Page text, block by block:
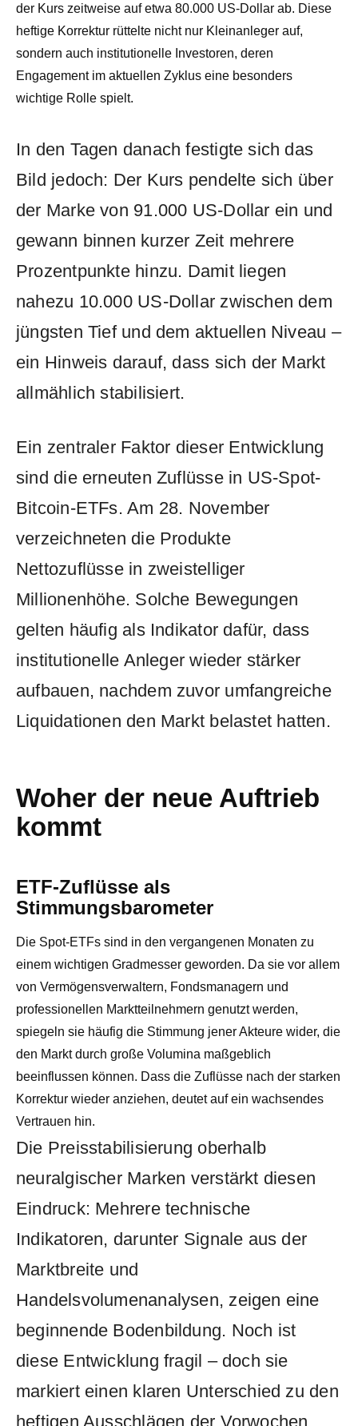
der Kurs zeitweise auf etwa 80.000 US-Dollar ab. Diese
heftige Korrektur rüttelte nicht nur Kleinanleger auf,
sondern auch institutionelle Investoren, deren
Engagement im aktuellen Zyklus eine besonders
wichtige Rolle spielt.
In den Tagen danach festigte sich das
Bild jedoch: Der Kurs pendelte sich über
der Marke von 91.000 US-Dollar ein und
gewann binnen kurzer Zeit mehrere
Prozentpunkte hinzu. Damit liegen
nahezu 10.000 US-Dollar zwischen dem
jüngsten Tief und dem aktuellen Niveau –
ein Hinweis darauf, dass sich der Markt
allmählich stabilisiert.
Ein zentraler Faktor dieser Entwicklung
sind die erneuten Zuflüsse in US-Spot-
Bitcoin-ETFs. Am 28. November
verzeichneten die Produkte
Nettozuflüsse in zweistelliger
Millionenhöhe. Solche Bewegungen
gelten häufig als Indikator dafür, dass
institutionelle Anleger wieder stärker
aufbauen, nachdem zuvor umfangreiche
Liquidationen den Markt belastet hatten.
Woher der neue Auftrieb
kommt
ETF-Zuflüsse als
Stimmungsbarometer
Die Spot-ETFs sind in den vergangenen Monaten zu
einem wichtigen Gradmesser geworden. Da sie vor allem
von Vermögensverwaltern, Fondsmanagern und
professionellen Marktteilnehmern genutzt werden,
spiegeln sie häufig die Stimmung jener Akteure wider, die
den Markt durch große Volumina maßgeblich
beeinflussen können. Dass die Zuflüsse nach der starken
Korrektur wieder anziehen, deutet auf ein wachsendes
Vertrauen hin.
Die Preisstabilisierung oberhalb
neuralgischer Marken verstärkt diesen
Eindruck: Mehrere technische
Indikatoren, darunter Signale aus der
Marktbreite und
Handelsvolumenanalysen, zeigen eine
beginnende Bodenbildung. Noch ist
diese Entwicklung fragil – doch sie
markiert einen klaren Unterschied zu den
heftigen Ausschlägen der Vorwochen.